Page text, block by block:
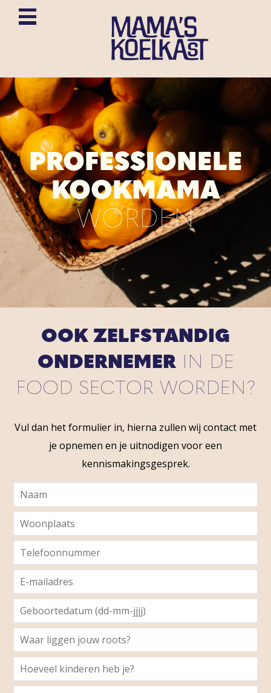
PROFESSIONELE
KOOKMAMA
WORDEN
OOK ZELFSTANDIG
ONDERNEMERIN DE
FOOD SECTOR WORDEN?
Vul dan het formulier in, hierna zullen wij contact met
je opnemen en je uitnodigen voor een
kennismakingsgesprek.